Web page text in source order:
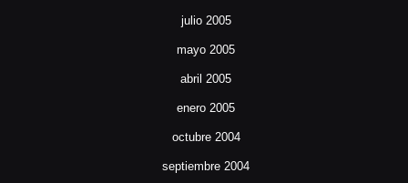
julio 2005
mayo 2005
abril 2005
enero 2005
octubre 2004
septiembre 2004